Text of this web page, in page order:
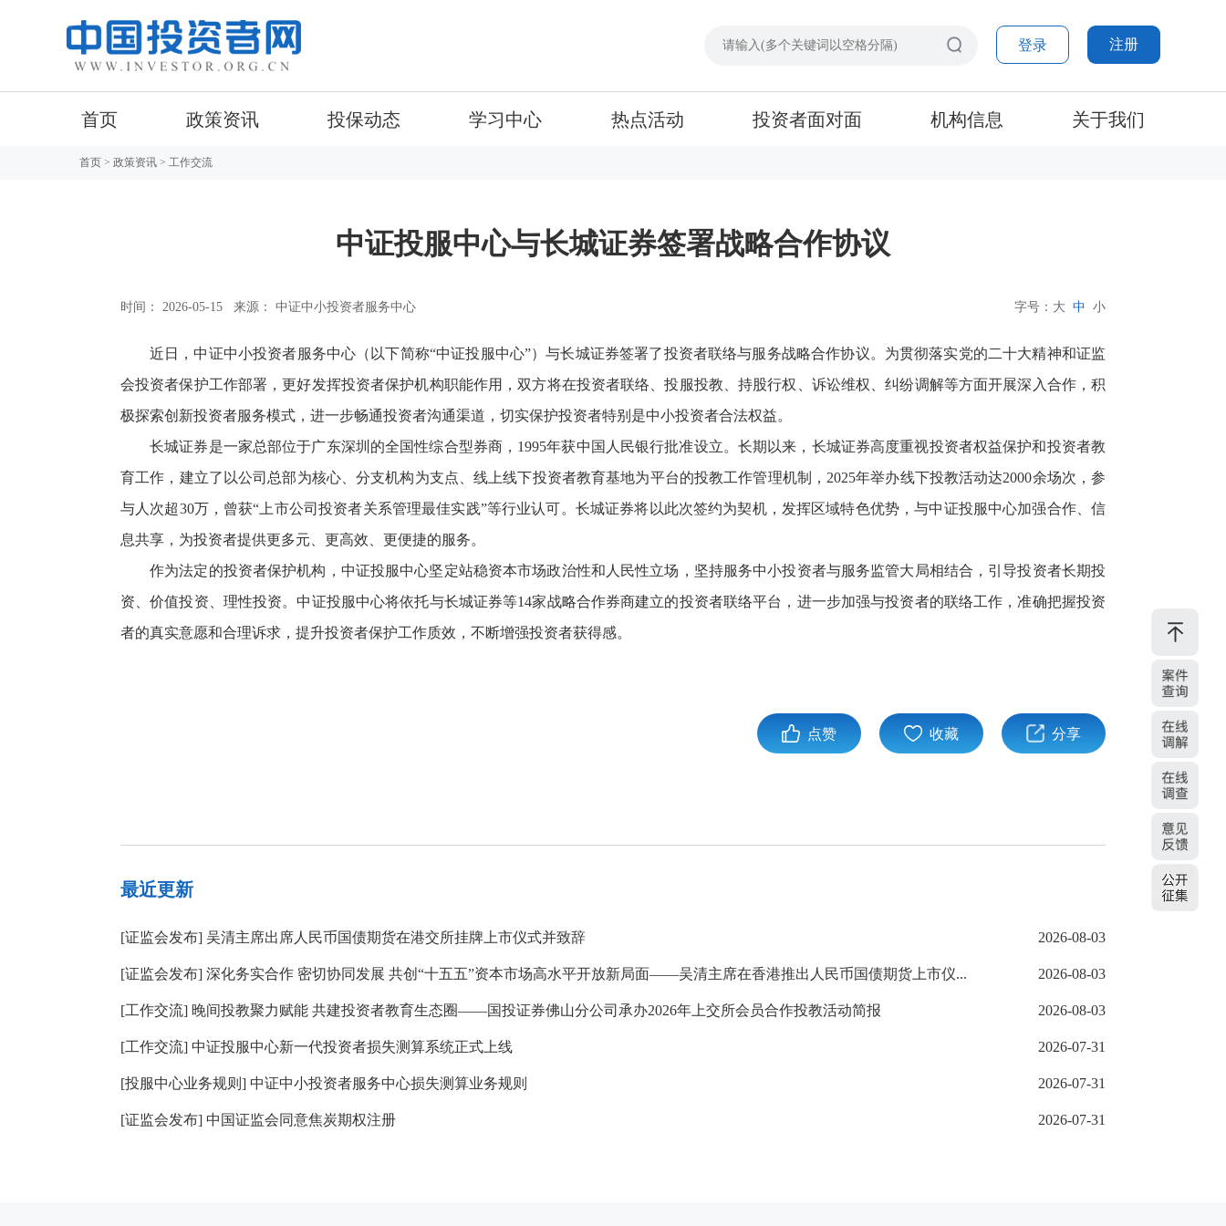
登录 注册
首页 政策资讯 投保动态 学习中心 热点活动 投资者面对面 机构信息 关于我们
首页 > 政策资讯 > 工作交流
中证投服中心与长城证券签署战略合作协议
时间： 2026-05-15 来源： 中证中小投资者服务中心 字号： 大 中 小
近日，中证中小投资者服务中心（以下简称“中证投服中心”）与长城证券签署了投资者联络与服务战略合作协议。为贯彻落实党的二十大精神和证监
会投资者保护工作部署，更好发挥投资者保护机构职能作用，双方将在投资者联络、投服投教、持股行权、诉讼维权、纠纷调解等方面开展深入合作，积
极探索创新投资者服务模式，进一步畅通投资者沟通渠道，切实保护投资者特别是中小投资者合法权益。
长城证券是一家总部位于广东深圳的全国性综合型券商，1995年获中国人民银行批准设立。长期以来，长城证券高度重视投资者权益保护和投资者教
育工作，建立了以公司总部为核心、分支机构为支点、线上线下投资者教育基地为平台的投教工作管理机制，2025年举办线下投教活动达2000余场次，参
与人次超30万，曾获“上市公司投资者关系管理最佳实践”等行业认可。长城证券将以此次签约为契机，发挥区域特色优势，与中证投服中心加强合作、信
息共享，为投资者提供更多元、更高效、更便捷的服务。
作为法定的投资者保护机构，中证投服中心坚定站稳资本市场政治性和人民性立场，坚持服务中小投资者与服务监管大局相结合，引导投资者长期投
资、价值投资、理性投资。中证投服中心将依托与长城证券等14家战略合作券商建立的投资者联络平台，进一步加强与投资者的联络工作，准确把握投资
者的真实意愿和合理诉求，提升投资者保护工作质效，不断增强投资者获得感。
点赞 收藏 分享
最近更新
[证监会发布] 吴清主席出席人民币国债期货在港交所挂牌上市仪式并致辞 2026-08-03
[证监会发布] 深化务实合作 密切协同发展 共创“十五五”资本市场高水平开放新局面——吴清主席在香港推出人民币国债期货上市仪... 2026-08-03
[工作交流] 晚间投教聚力赋能 共建投资者教育生态圈——国投证券佛山分公司承办2026年上交所会员合作投教活动简报 2026-08-03
[工作交流] 中证投服中心新一代投资者损失测算系统正式上线 2026-07-31
[投服中心业务规则 ] 中证中小投资者服务中心损失测算业务规则 2026-07-31
[证监会发布] 中国证监会同意焦炭期权注册 2026-07-31